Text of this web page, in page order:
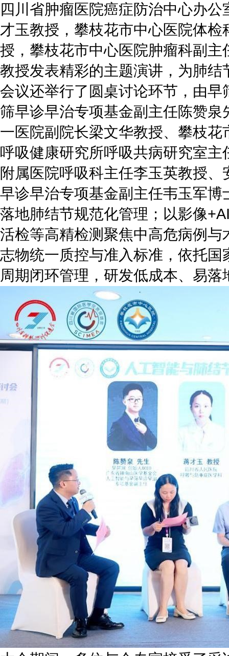
四川省肿瘤医院癌症防治中心办
才玉教授，攀枝花市中心医院体
授，攀枝花市中心医院肿瘤科副
教授发表精彩的主题演讲，为肺
会议还举行了圆桌讨论环节，由
筛早诊早治专项基金副主任陈赞
一医院副院长梁文华教授、攀枝
呼吸健康研究所呼吸共病研究室
附属医院呼吸科主任李玉英教授
早诊早治专项基金副主任韦玉军
落地肺结节规范化管理；以影像
活检等高精检测聚焦中高危病例
志物统一质控与准入标准，依托
周期闭环管理，研发低成本、易